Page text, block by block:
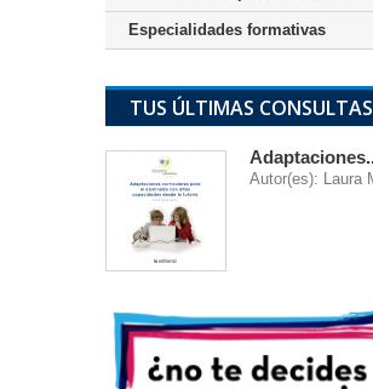
Especialidades formativas
TUS ÚLTIMAS CONSULTAS
Autor(es): Laura